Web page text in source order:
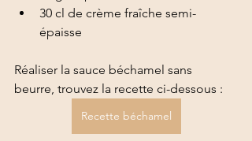
30 cl de crème fraîche semi-
épaisse
Réaliser la sauce béchamel sans
beurre, trouvez la recette ci-dessous :
Recette béchamel